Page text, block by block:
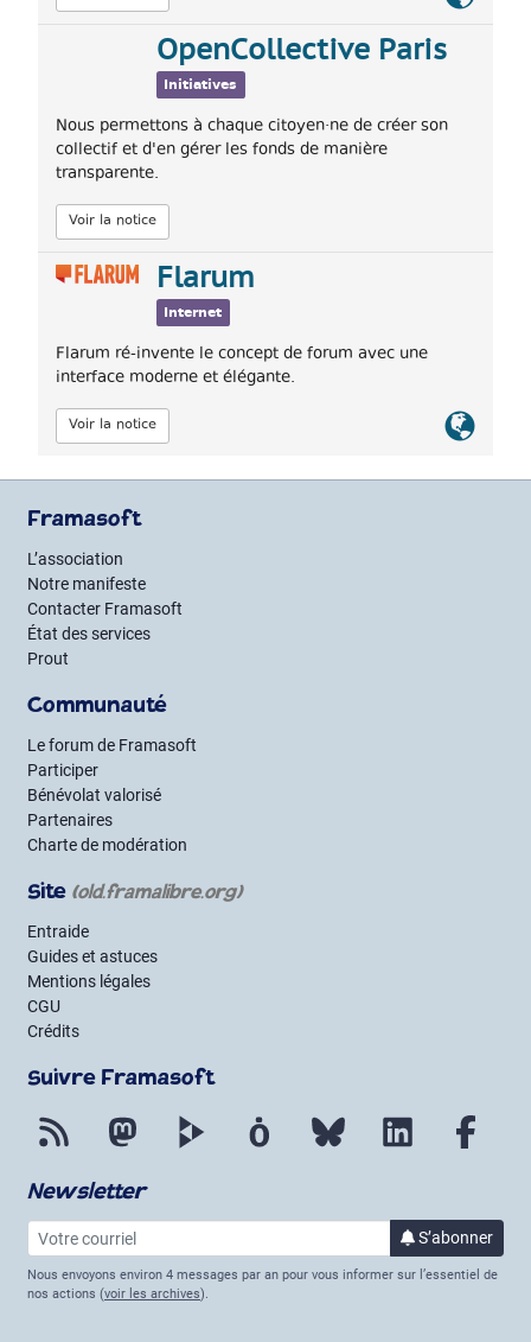
OpenCollective Paris
Initiatives
Nous permettons à chaque citoyen·ne de créer son
collectif et d'en gérer les fonds de manière
transparente.
Voir la notice
Flarum
Internet
Flarum ré-invente le concept de forum avec une
interface moderne et élégante.
Voir la notice
Lien
Framasoft
L’association
Notre manifeste
Contacter Framasoft
État des services
Prout
Communauté
Le forum de Framasoft
Participer
Bénévolat valorisé
Partenaires
Charte de modération
Site (old.framalibre.org)
Entraide
Guides et astuces
Mentions légales
CGU
Crédits
Suivre Framasoft
Flux RSS Mastodon PeerTube Mobilizon Bluesky LinkedIn
Newsletter
Votre courriel
S’abonner
à la lettre
Nous envoyons environ 4 messages par an pour vous informer sur l’essentiel de
nos actions (voir les archives).